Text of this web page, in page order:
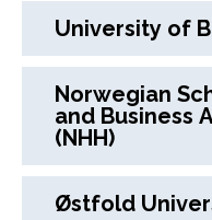
University of
Norwegian
and Business
(NHH)
Østfold